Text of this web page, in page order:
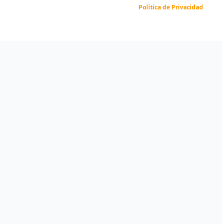
Política de Privacidad